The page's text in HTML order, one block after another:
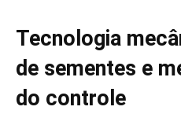
Tecnologia
de sementes e
do controle